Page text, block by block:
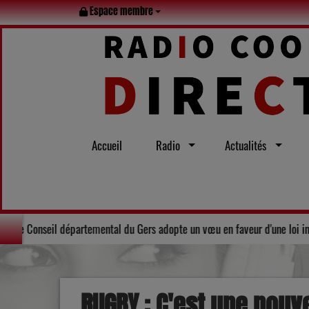
Espace membre
Accueil Radio Actualités
tout l’été Solidarité : Le Conseil départemental du Gers